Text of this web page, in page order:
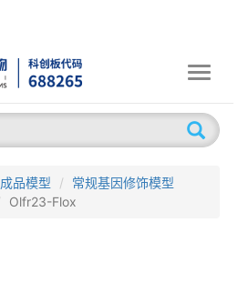
Toggle
成品模型
常规基因修饰模型
Olfr23-Flox